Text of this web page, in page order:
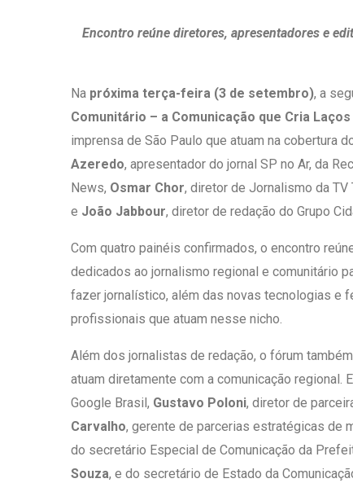
Encontro reúne diretores, apresentadores e
Na próxima terça-feira (3 de setembro), a
Comunitário – a Comunicação que Cria Laços
imprensa de São Paulo que atuam na cobertura
Azeredo, apresentador do jornal SP no Ar, da
News, Osmar Chor, diretor de Jornalismo da
e João Jabbour, diretor de redação do Grupo
Com quatro painéis confirmados, o encontro
dedicados ao jornalismo regional e comunitário
fazer jornalístico, além das novas tecnologias e
profissionais que atuam nesse nicho.
Além dos jornalistas de redação, o fórum
atuam diretamente com a comunicação regional.
Google Brasil, Gustavo Poloni, diretor de
Carvalho, gerente de parcerias estratégicas de
do secretário Especial de Comunicação da
Souza, e do secretário de Estado da